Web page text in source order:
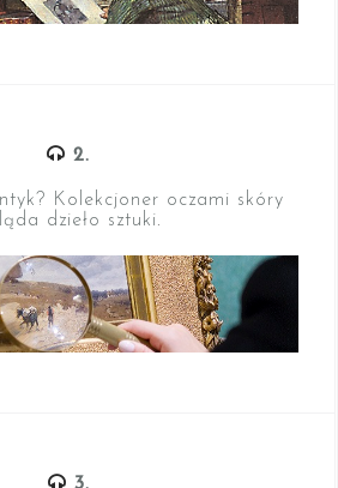
2.
Kolekcjoner oczami skóry
dzieło sztuki.